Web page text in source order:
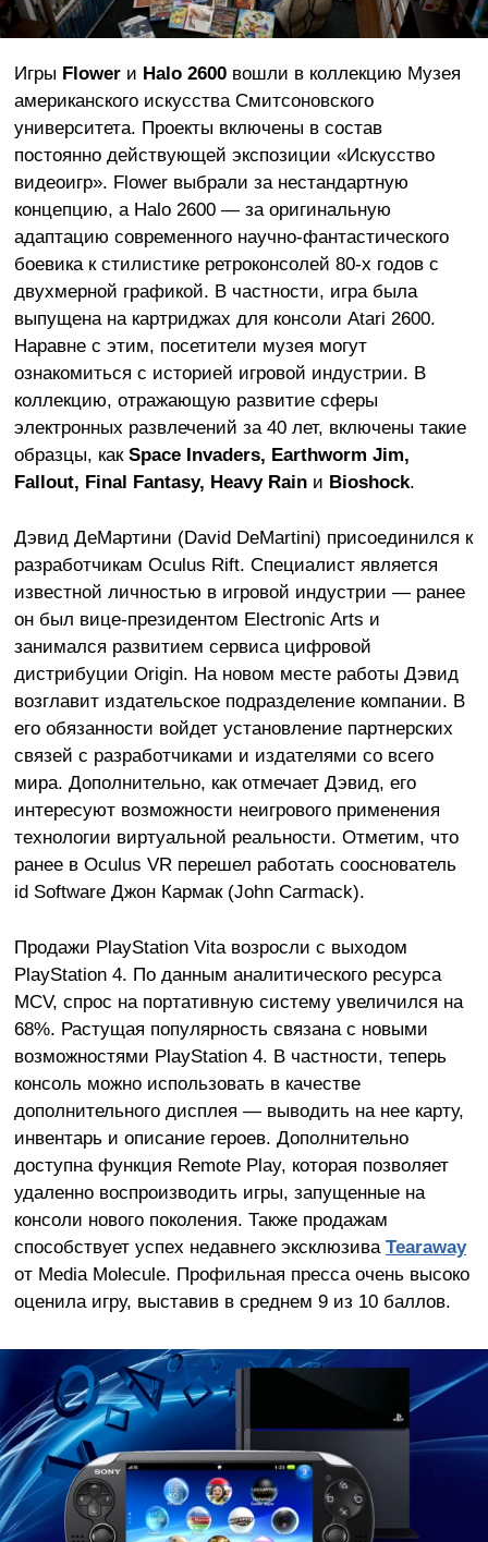
Игры Flowerи Halo 2600вошли в коллекцию Музея
американского искусства Смитсоновского
университета. Проекты включены в состав
постоянно действующей экспозиции «Искусство
видеоигр». Flower выбрали за нестандартную
концепцию, а Halo 2600 — за оригинальную
адаптацию современного научно-фантастического
боевика к стилистике ретроконсолей 80-х годов с
двухмерной графикой. В частности, игра была
выпущена на картриджах для консоли Atari 2600.
Наравне с этим, посетители музея могут
ознакомиться с историей игровой индустрии. В
коллекцию, отражающую развитие сферы
электронных развлечений за 40 лет, включены такие
образцы, как Space Invaders, Earthworm Jim,
Fallout, Final Fantasy, Heavy Rainи Bioshock.
Дэвид ДеМартини (David DeMartini) присоединился к
разработчикам Oculus Rift. Специалист является
известной личностью в игровой индустрии — ранее
он был вице-президентом Electronic Arts и
занимался развитием сервиса цифровой
дистрибуции Origin. На новом месте работы Дэвид
возглавит издательское подразделение компании. В
его обязанности войдет установление партнерских
связей с разработчиками и издателями со всего
мира. Дополнительно, как отмечает Дэвид, его
интересуют возможности неигрового применения
технологии виртуальной реальности. Отметим, что
ранее в Oculus VR перешел работать сооснователь
id Software Джон Кармак (John Carmack).
Продажи PlayStation Vita возросли с выходом
PlayStation 4. По данным аналитического ресурса
MCV, спрос на портативную систему увеличился на
68%. Растущая популярность связана с новыми
возможностями PlayStation 4. В частности, теперь
консоль можно использовать в качестве
дополнительного дисплея — выводить на нее карту,
инвентарь и описание героев. Дополнительно
доступна функция Remote Play, которая позволяет
удаленно воспроизводить игры, запущенные на
консоли нового поколения. Также продажам
способствует успех недавнего эксклюзива Tearaway
от Media Molecule. Профильная пресса очень высоко
оценила игру, выставив в среднем 9 из 10 баллов.